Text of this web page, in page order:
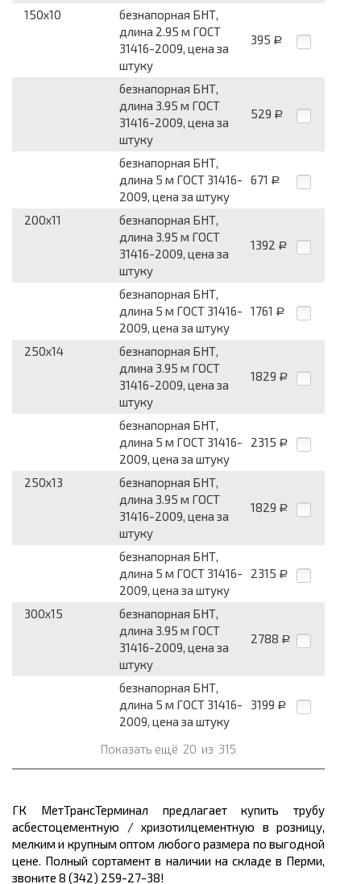
150x10
безнапорная БНТ,
длина 2.95 м ГОСТ
31416-2009, цена за
штуку
395 Р
безнапорная БНТ,
длина 3.95 м ГОСТ
31416-2009, цена за
штуку
529 Р
безнапорная БНТ,
длина 5 м ГОСТ 31416-
2009, цена за штуку
671 Р
200x11
безнапорная БНТ,
длина 3.95 м ГОСТ
31416-2009, цена за
штуку
1392 Р
безнапорная БНТ,
длина 5 м ГОСТ 31416-
2009, цена за штуку
1761 Р
250x14
безнапорная БНТ,
длина 3.95 м ГОСТ
31416-2009, цена за
штуку
1829 Р
безнапорная БНТ,
длина 5 м ГОСТ 31416-
2009, цена за штуку
2315 Р
250x13
безнапорная БНТ,
длина 3.95 м ГОСТ
31416-2009, цена за
штуку
1829 Р
безнапорная БНТ,
длина 5 м ГОСТ 31416-
2009, цена за штуку
2315 Р
300x15
безнапорная БНТ,
длина 3.95 м ГОСТ
31416-2009, цена за
штуку
2788 Р
безнапорная БНТ,
длина 5 м ГОСТ 31416-
2009, цена за штуку
3199 Р
Показать ещё 20 из 315
ГК МетТрансТерминал предлагает купить трубу
асбестоцементную / хризотилцементную в розницу,
мелким и крупным оптом любого размера по выгодной
цене. Полный сортамент в наличии на складе в Перми,
звоните 8 (342) 259-27-38!